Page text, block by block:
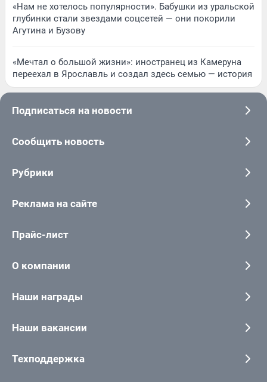
«Нам не хотелось популярности». Бабушки из уральской
глубинки стали звездами соцсетей — они покорили
Агутина и Бузову
«Мечтал о большой жизни»: иностранец из Камеруна
переехал в Ярославль и создал здесь семью — история
Подписаться на новости
Сообщить новость
Рубрики
Реклама на сайте
Прайс-лист
О компании
Наши награды
Наши вакансии
Техподдержка